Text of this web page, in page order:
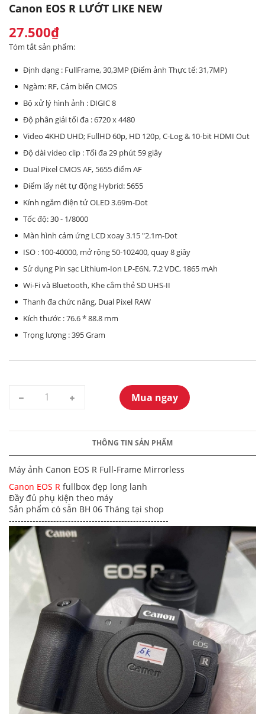
Canon EOS R LƯỚT LIKE NEW
27.500₫
Tóm tắt sản phẩm:
Định dạng : FullFrame, 30,3MP (Điểm ảnh Thực tế: 31,7MP)
Ngàm: RF, Cảm biến CMOS
Bộ xử lý hình ảnh : DIGIC 8
Độ phân giải tối đa : 6720 x 4480
Video 4KHD UHD; FullHD 60p, HD 120p, C-Log & 10-bit HDMI Out
Độ dài video clip : Tối đa 29 phút 59 giây
Dual Pixel CMOS AF, 5655 điểm AF
Điểm lấy nét tự động Hybrid: 5655
Kính ngắm điện tử OLED 3.69m-Dot
Tốc độ: 30 - 1/8000
Màn hình cảm ứng LCD xoay 3.15 "2.1m-Dot
ISO : 100-40000, mở rộng 50-102400, quay 8 giây
Sử dụng Pin sạc Lithium-Ion LP-E6N, 7.2 VDC, 1865 mAh
Wi-Fi và Bluetooth, Khe cắm thẻ SD UHS-II
Thanh đa chức năng, Dual Pixel RAW
Kích thước : 76.6 * 88.8 mm
Trọng lượng : 395 Gram
Mua ngay
THÔNG TIN SẢN PHẨM
Máy ảnh Canon EOS R Full-Frame Mirrorless
Canon EOS R fullbox đẹp long lanh
Đầy đủ phụ kiện theo máy
Sản phẩm có sẵn BH 06 Tháng tại shop
------------------------------------------------------